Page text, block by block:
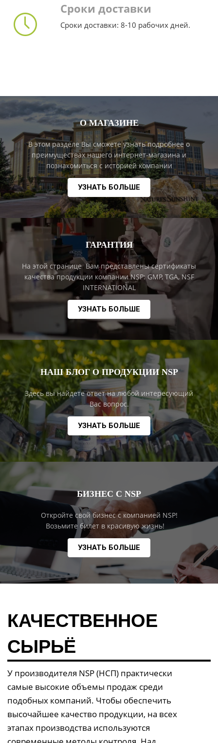
Сроки доставки
Сроки доставки: 8-10 рабочих дней.
О МАГАЗИНЕ
В этом разделе Вы сможете узнать подробнее о
преимуществах нашего интернет-магазина и
познакомиться с историей компании
УЗНАТЬ БОЛЬШЕ
ГАРАНТИЯ
На этой странице Вам представлены сертификаты
качества продукции компании NSP: GMP, TGA, NSF
INTERNATIONAL
УЗНАТЬ БОЛЬШЕ
НАШ БЛОГ О ПРОДУКЦИИ NSP
Здесь вы найдете ответ на любой интересующий
Вас вопрос.
УЗНАТЬ БОЛЬШЕ
БИЗНЕС С NSP
Откройте свой бизнес с компанией NSP!
Возьмите билет в красивую жизнь!
УЗНАТЬ БОЛЬШЕ
КАЧЕСТВЕННОЕ
СЫРЬЁ
У производителя NSP (НСП) практически
самые высокие объемы продаж среди
подобных компаний. Чтобы обеспечить
высочайшее качество продукции, на всех
этапах производства используются